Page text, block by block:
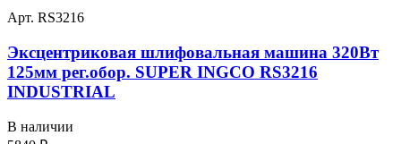
Арт. RS3216
Эксцентриковая шлифовальная машина 320Вт
125мм рег.обор. SUPER INGCO RS3216
INDUSTRIAL
В наличии